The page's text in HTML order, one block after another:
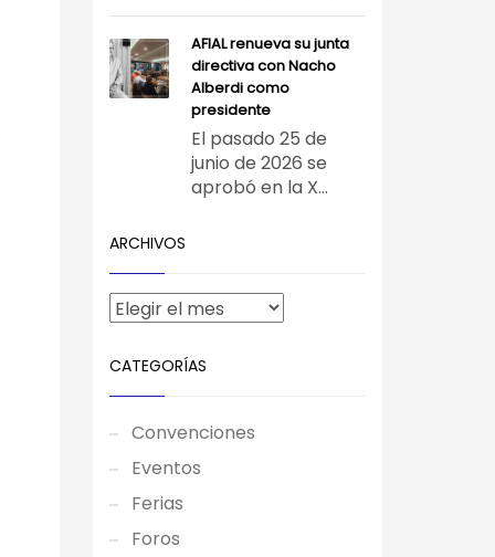
AFIAL renueva su junta
directiva con Nacho
Alberdi como
presidente
El pasado 25 de
junio de 2026 se
aprobó en la X...
ARCHIVOS
CATEGORÍAS
Convenciones
Eventos
Ferias
Foros